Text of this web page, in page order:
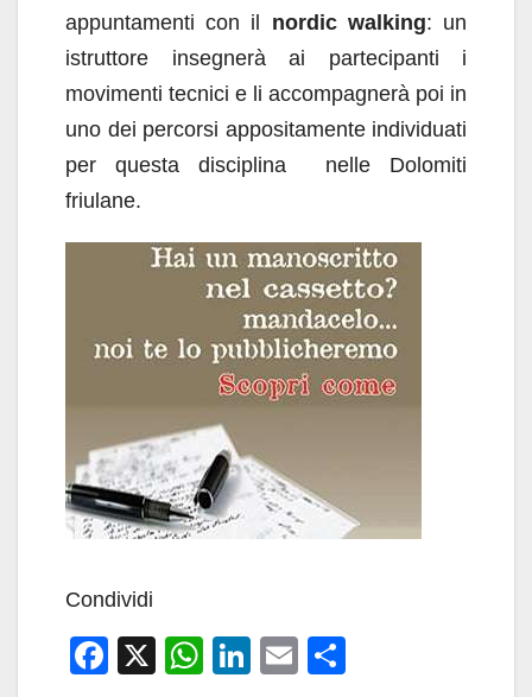
appuntamenti con il nordic walking: un
istruttore insegnerà ai partecipanti i
movimenti tecnici e li accompagnerà poi in
uno dei percorsi appositamente individuati
per questa disciplina nelle Dolomiti
friulane.
Condividi
F
X
W
Li
E